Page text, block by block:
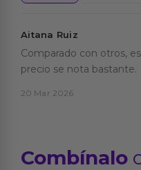
Aitana Ruiz
Comparado con otros,
precio se nota bastante.
20 Mar 2026
Combínalo